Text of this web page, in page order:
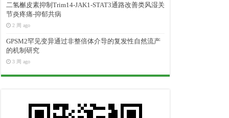
二氢槲皮素抑制Trim14-JAK1-STAT3通路改善类风湿关
节炎疼痛-抑郁共病
2 周 ago
GPSM2罕见变异通过非整倍体介导的复发性自然流产
的机制研究
3 周 ago